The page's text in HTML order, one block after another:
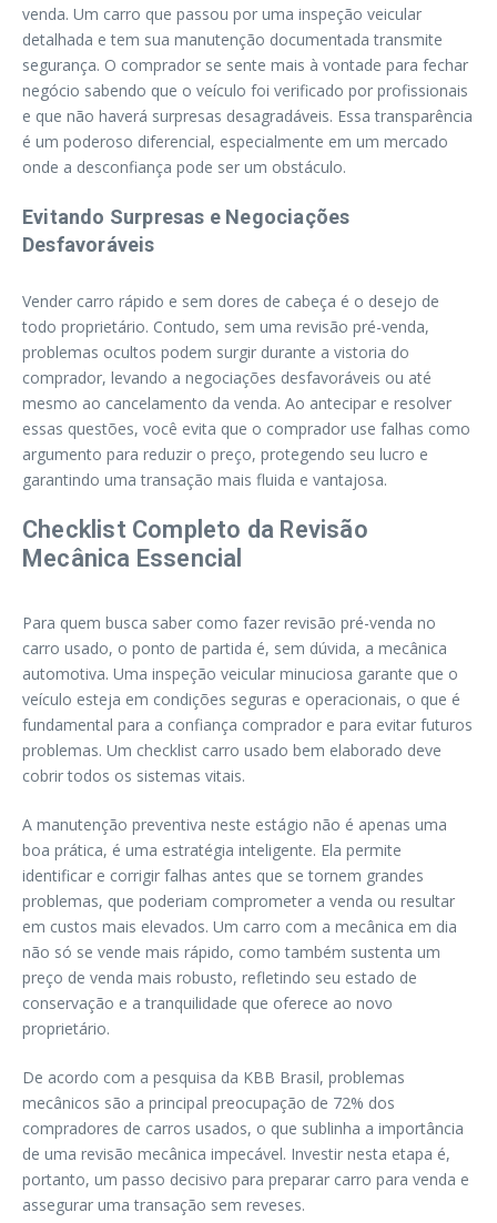
venda. Um carro que passou por uma inspeção veicular
detalhada e tem sua manutenção documentada transmite
segurança. O comprador se sente mais à vontade para fechar
negócio sabendo que o veículo foi verificado por profissionais
e que não haverá surpresas desagradáveis. Essa transparência
é um poderoso diferencial, especialmente em um mercado
onde a desconfiança pode ser um obstáculo.
Evitando Surpresas e Negociações
Desfavoráveis
Vender carro rápido e sem dores de cabeça é o desejo de
todo proprietário. Contudo, sem uma revisão pré-venda,
problemas ocultos podem surgir durante a vistoria do
comprador, levando a negociações desfavoráveis ou até
mesmo ao cancelamento da venda. Ao antecipar e resolver
essas questões, você evita que o comprador use falhas como
argumento para reduzir o preço, protegendo seu lucro e
garantindo uma transação mais fluida e vantajosa.
Checklist Completo da Revisão
Mecânica Essencial
Para quem busca saber como fazer revisão pré-venda no
carro usado, o ponto de partida é, sem dúvida, a mecânica
automotiva. Uma inspeção veicular minuciosa garante que o
veículo esteja em condições seguras e operacionais, o que é
fundamental para a confiança comprador e para evitar futuros
problemas. Um checklist carro usado bem elaborado deve
cobrir todos os sistemas vitais.
A manutenção preventiva neste estágio não é apenas uma
boa prática, é uma estratégia inteligente. Ela permite
identificar e corrigir falhas antes que se tornem grandes
problemas, que poderiam comprometer a venda ou resultar
em custos mais elevados. Um carro com a mecânica em dia
não só se vende mais rápido, como também sustenta um
preço de venda mais robusto, refletindo seu estado de
conservação e a tranquilidade que oferece ao novo
proprietário.
De acordo com a pesquisa da KBB Brasil, problemas
mecânicos são a principal preocupação de 72% dos
compradores de carros usados, o que sublinha a importância
de uma revisão mecânica impecável. Investir nesta etapa é,
portanto, um passo decisivo para preparar carro para venda e
assegurar uma transação sem reveses.